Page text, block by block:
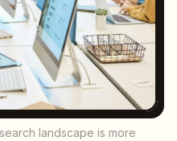
landscape is more